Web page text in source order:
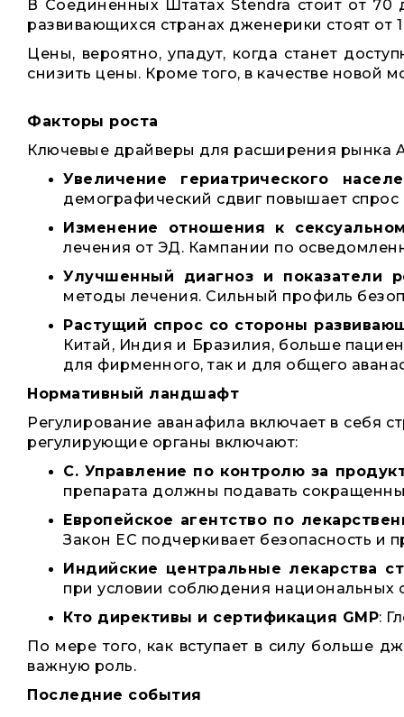
В Соединенных Штатах Stendra стоит от
развивающихся странах дженерики стоят от
Цены, вероятно, упадут, когда станет
снизить цены. Кроме того, в качестве новой
Факторы роста
Ключевые драйверы для расширения рынка
Увеличение гериатрического
демографический сдвиг повышает спрос
Изменение отношения к
лечения от ЭД. Кампании по
Улучшенный диагноз и показатели
методы лечения. Сильный профиль
Растущий спрос со стороны
Китай, Индия и Бразилия, больше
для фирменного, так и для общего
Нормативный ландшафт
Регулирование аванафила включает в себя
регулирующие органы включают:
С. Управление по контролю за
препарата должны подавать
Европейское агентство по
Закон ЕС подчеркивает безопасность и
Индийские центральные лекарства
при условии соблюдения национальных
Кто директивы и сертификация GMP:
По мере того, как вступает в силу больше
важную роль.
Последние события